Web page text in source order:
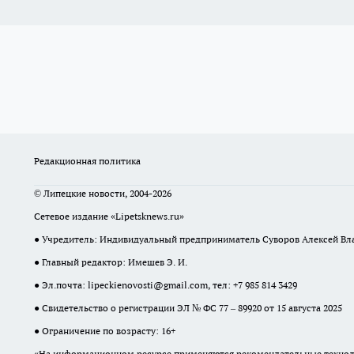
Редакционная политика
© Липецкие новости, 2004-2026
Сетевое издание «Lipetsknews.ru»
● Учредитель: Индивидуальный предприниматель Суворов Алексей
● Главный редактор: Имешев Э. И.
● Эл.почта: lipeckienovosti@gmail.com, тел: +7 985 814 3429
● Свидетельство о регистрации ЭЛ № ФС 77 – 89920 от 15 августа 2025
● Ограничение по возрасту: 16+